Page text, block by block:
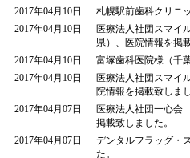
2017年04月10日
札幌駅前歯科クリニ
2017年04月10日
医療法人社団スマイ
県）、医院情報を掲
2017年04月10日
富塚歯科医院様（千
2017年04月10日
医療法人社団スマイ
院情報を掲載致しまし
2017年04月07日
医療法人社団一心会
掲載致しました。
2017年04月07日
デンタルフラッグ・
た。